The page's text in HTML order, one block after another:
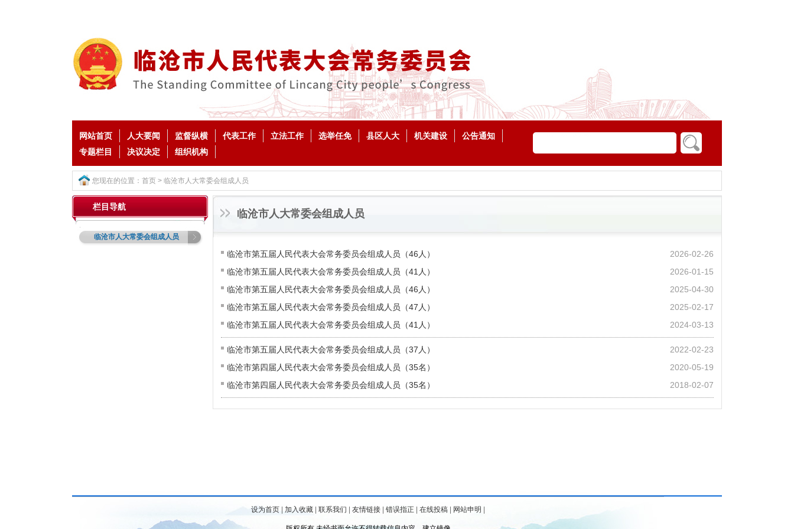
网站首页 人大要闻 监督纵横 代表工作 立法工作 选举任免 县区人大 机关建设
公告通知
专题栏目
决议决定 组织机构
您现在的位置： 首页 > 临沧市人大常委会组成人员
栏目导航
临沧市人大常委会组成人员
临沧市人大常委会组成人员
2026-02-26
临沧市第五届人民代表大会常务委员会组成人员（46人）
2026-01-15
临沧市第五届人民代表大会常务委员会组成人员（41人）
2025-04-30
临沧市第五届人民代表大会常务委员会组成人员（46人）
2025-02-17
临沧市第五届人民代表大会常务委员会组成人员（47人）
2024-03-13
临沧市第五届人民代表大会常务委员会组成人员（41人）
2022-02-23
临沧市第五届人民代表大会常务委员会组成人员（37人）
2020-05-19
临沧市第四届人民代表大会常务委员会组成人员（35名）
2018-02-07
临沧市第四届人民代表大会常务委员会组成人员（35名）
设为首页 加入收藏 联系我们 友情链接 错误指正 在线投稿 网站申明